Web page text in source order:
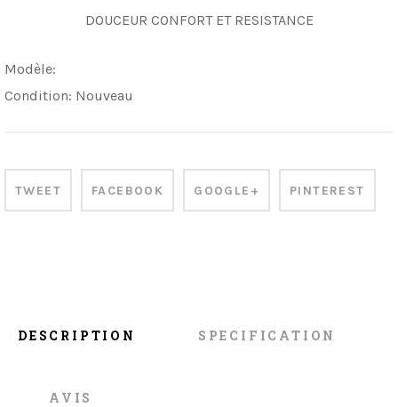
DOUCEUR CONFORT ET RESISTANCE
Modèle:
Condition: Nouveau
TWEET FACEBOOK GOOGLE+ PINTEREST
DESCRIPTION SPECIFICATION
AVIS